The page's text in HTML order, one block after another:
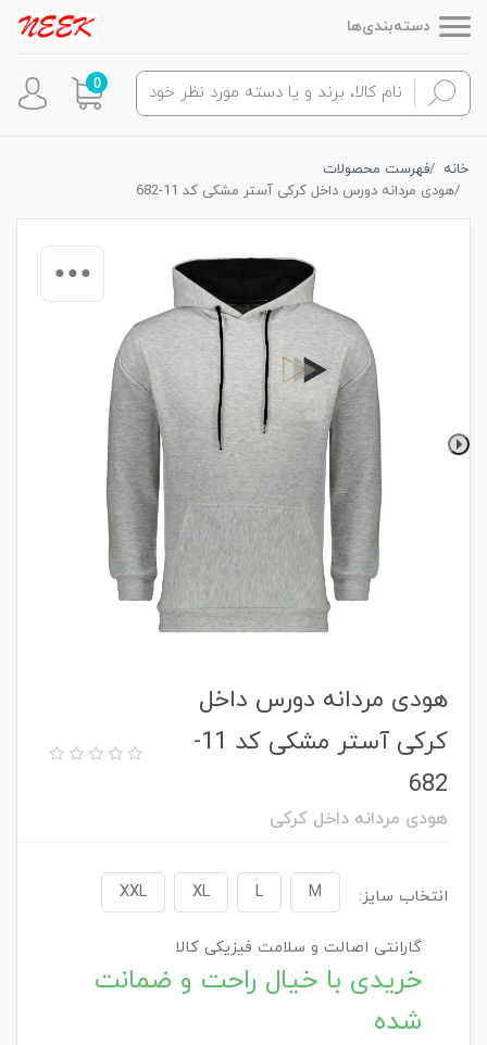
دسته‌بندی‌ها
0
خانه
فهرست محصولات
هودی مردانه دورس داخل کرکی آستر مشکی کد 11-682
هودی مردانه دورس داخل
کرکی آستر مشکی کد 11-
682
هودی مردانه داخل کرکی
انتخاب سایز: M
L
XL
XXL
گارانتی اصالت و سلامت فیزیکی کالا
خریدی با خیال راحت و ضمانت
شده